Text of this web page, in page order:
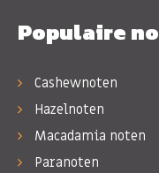
Populaire
Cashewnoten
Hazelnoten
Macadamia noten
Paranoten